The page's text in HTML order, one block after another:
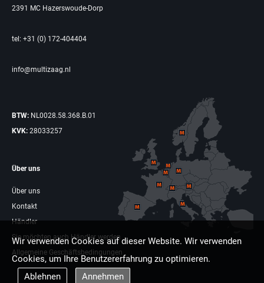
2391 MC Hazerswoude-Dorp
tel: +31 (0) 172-404404
info@multizaag.nl
BTW: NL0028.58.368.B.01
KVK: 28033257
Über uns
Über uns
Kontakt
Händler
Sie möchten auch Händler werden
Allgemeine Geschäftsbedingungen
Wir verwenden Cookies auf dieser Website. Wir verwenden
Cookies, um Ihre Benutzererfahrung zu optimieren.
Ablehnen
Annehmen